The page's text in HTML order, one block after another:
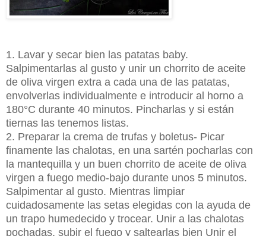
1. Lavar y secar bien las patatas baby.
Salpimentarlas al gusto y unir un chorrito de aceite
de oliva virgen extra a cada una de las patatas,
envolverlas individualmente e introducir al horno a
180°C durante 40 minutos. Pincharlas y si están
tiernas las tenemos listas.
2. Preparar la crema de trufas y boletus- Picar
finamente las chalotas, en una sartén pocharlas con
la mantequilla y un buen chorrito de aceite de oliva
virgen a fuego medio-bajo durante unos 5 minutos.
Salpimentar al gusto. Mientras limpiar
cuidadosamente las setas elegidas con la ayuda de
un trapo humedecido y trocear. Unir a las chalotas
pochadas, subir el fuego y saltearlas bien Unir el